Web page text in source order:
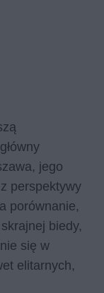
jego
perspektywy
porównanie,
biedy,
się w
elitarnych,